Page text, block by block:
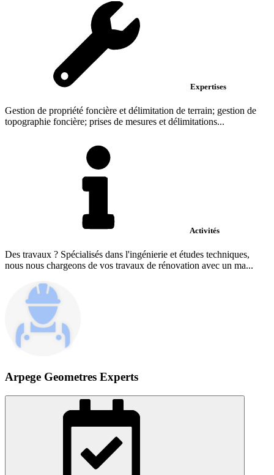
Expertises
Gestion de propriété foncière et délimitation de terrain; gestion de
topographie foncière; prises de mesures et délimitations...
Activités
Des travaux ? Spécialisés dans l'ingénierie et études techniques,
nous nous chargeons de vos travaux de rénovation avec un ma...
Arpege Geometres Experts